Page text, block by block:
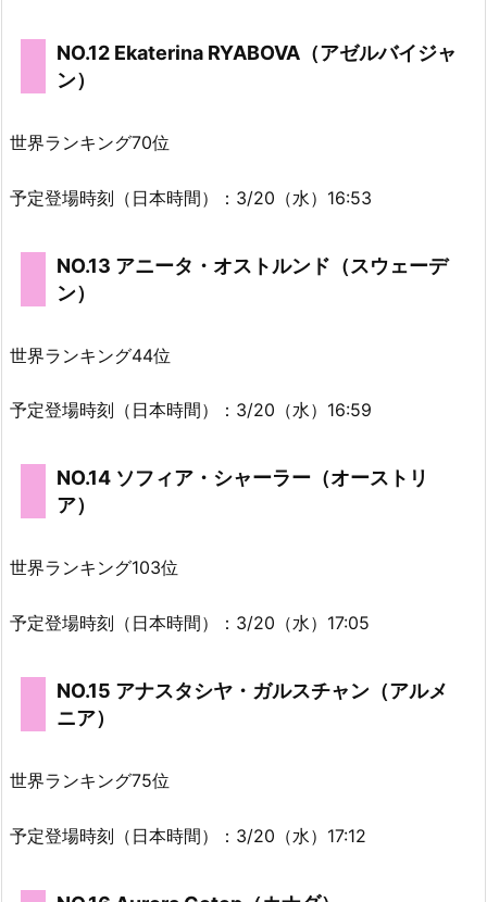
NO.12 Ekaterina RYABOVA（アゼルバイジャ
ン）
世界ランキング70位
予定登場時刻（日本時間）：3/20（水）16:53
NO.13 アニータ・オストルンド（スウェーデ
ン）
世界ランキング44位
予定登場時刻（日本時間）：3/20（水）16:59
NO.14 ソフィア・シャーラー（オーストリ
ア）
世界ランキング103位
予定登場時刻（日本時間）：3/20（水）17:05
NO.15 アナスタシヤ・ガルスチャン（アルメ
ニア）
世界ランキング75位
予定登場時刻（日本時間）：3/20（水）17:12